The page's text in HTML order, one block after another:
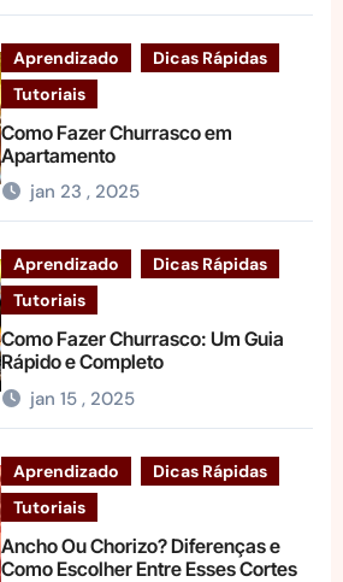
Aprendizado
Dicas Rápidas
Tutoriais
Como Fazer Churrasco em
Apartamento
jan 23 , 2025
Aprendizado
Dicas Rápidas
Tutoriais
Como Fazer Churrasco: Um Guia
Rápido e Completo
jan 15 , 2025
Aprendizado
Dicas Rápidas
Tutoriais
Ancho Ou Chorizo? Diferenças e
Como Escolher Entre Esses Cortes